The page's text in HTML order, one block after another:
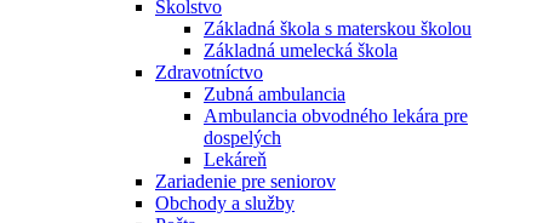
Školstvo
Základná škola s materskou školou
Základná umelecká škola
Zdravotníctvo
Zubná ambulancia
Ambulancia obvodného lekára pre
dospelých
Lekáreň
Zariadenie pre seniorov
Obchody a služby